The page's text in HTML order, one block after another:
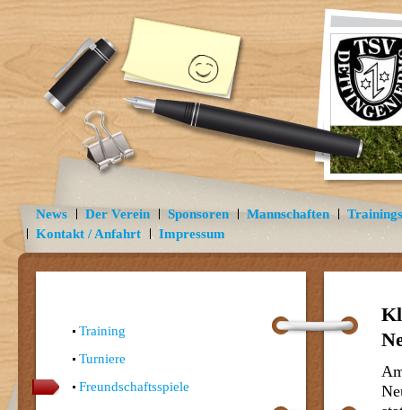
News Der Verein Sponsoren Mannschaften
Kontakt / Anfahrt
Impressum
Training
Turniere
Freundschaftsspiele